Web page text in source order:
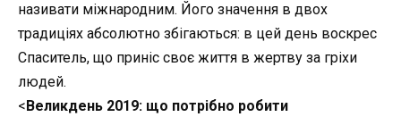
називати міжнародним. Його значення в двох
традиціях абсолютно збігаються: в цей день воскрес
Спаситель, що приніс своє життя в жертву за гріхи
людей.
< Великдень 2019: що потрібно робити